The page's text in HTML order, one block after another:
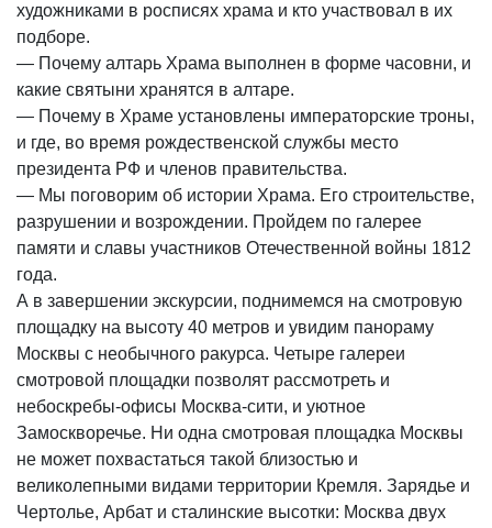
художниками в росписях храма и кто участвовал в их
подборе.
— Почему алтарь Храма выполнен в форме часовни, и
какие святыни хранятся в алтаре.
— Почему в Храме установлены императорские троны,
и где, во время рождественской службы место
президента РФ и членов правительства.
— Мы поговорим об истории Храма. Его строительстве,
разрушении и возрождении. Пройдем по галерее
памяти и славы участников Отечественной войны 1812
года.
А в завершении экскурсии, поднимемся на смотровую
площадку на высоту 40 метров и увидим панораму
Москвы с необычного ракурса. Четыре галереи
смотровой площадки позволят рассмотреть и
небоскребы-офисы Москва-сити, и уютное
Замоскворечье. Ни одна смотровая площадка Москвы
не может похвастаться такой близостью и
великолепными видами территории Кремля. Зарядье и
Чертолье, Арбат и сталинские высотки: Москва двух